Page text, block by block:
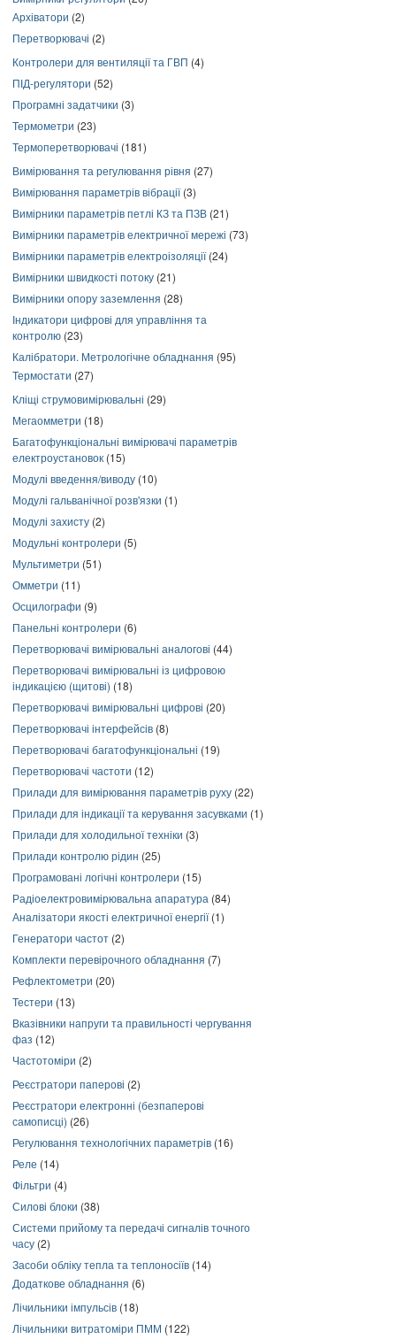
Архіватори (2)
Перетворювачі (2)
Контролери для вентиляції та ГВП (4)
ПІД-регулятори (52)
Програмні задатчики (3)
Термометри (23)
Термоперетворювачі (181)
Вимірювання та регулювання рівня (27)
Вимірювання параметрів вібрації(3)
Вимірники параметрів петлі КЗ та ПЗВ (21)
Вимірники параметрів електричної мережі (73)
Вимірники параметрів електроізоляції(24)
Вимірники швидкості потоку (21)
Вимірники опору заземлення (28)
Індикатори цифрові для управління та
контролю (23)
Калібратори. Метрологічне обладнання (95)
Термостати (27)
Кліщі струмовимірювальні (29)
Мегаомметри (18)
Багатофункціональні вимірювачі параметрів
електроустановок (15)
Модулі введення/виводу (10)
Модулі гальванічної розв'язки (1)
Модулі захисту (2)
Модульні контролери (5)
Мультиметри (51)
Омметри (11)
Осцилографи (9)
Панельні контролери (6)
Перетворювачі вимірювальні аналогові (44)
Перетворювачі вимірювальні із цифровою
індикацією (щитові) (18)
Перетворювачі вимірювальні цифрові (20)
Перетворювачі інтерфейсів (8)
Перетворювачі багатофункціональні (19)
Перетворювачі частоти (12)
Прилади для вимірювання параметрів руху (22)
Прилади для індикації та керування засувками (1)
Прилади для холодильної техніки (3)
Прилади контролю рідин (25)
Програмовані логічні контролери (15)
Радіоелектровимірювальна апаратура (84)
Аналізатори якості електричної енергії(1)
Генератори частот (2)
Комплекти перевірочного обладнання (7)
Рефлектометри (20)
Тестери (13)
Вказівники напруги та правильності чергування
фаз (12)
Частотоміри (2)
Реєстратори паперові (2)
Реєстратори електронні (безпаперові
самописці) (26)
Регулювання технологічних параметрів (16)
Реле (14)
Фільтри (4)
Силові блоки (38)
Системи прийому та передачі сигналів точного
часу (2)
Засоби обліку тепла та теплоносіїв (14)
Додаткове обладнання (6)
Лічильники імпульсів (18)
Лічильники витратоміри ПММ (122)